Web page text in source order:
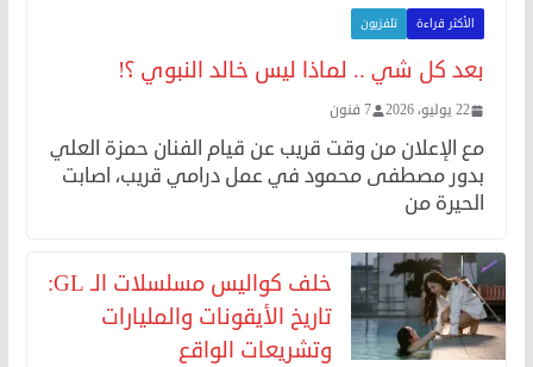
الأكثر قراءة تلفزيون
بعد كل شي .. لماذا ليس خالد النبوي ؟!
22 يوليو، 2026 7 فنون
مع الإعلان من وقت قريب عن قيام الفنان حمزة العلي
بدور مصطفى محمود في عمل درامي قريب، اصابت
الحيرة من
خلف كواليس مسلسلات الـ GL:
تاريخ الأيقونات والمليارات
وتشريعات الواقع